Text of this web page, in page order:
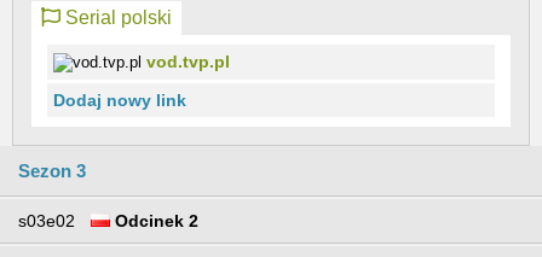
Serial polski
vod.tvp.pl
Dodaj nowy link
Sezon 3
s03e02 Odcinek 2